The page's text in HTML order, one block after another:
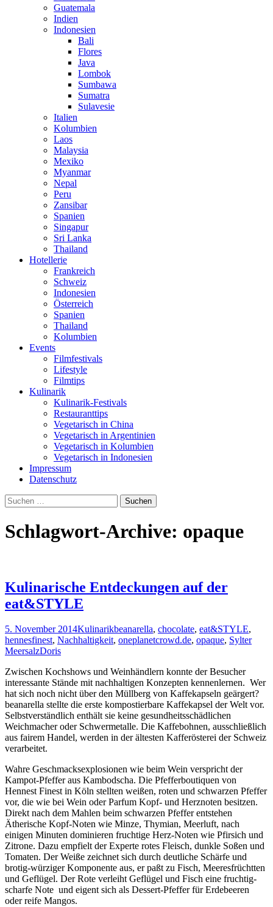
Guatemala
Indien
Indonesien
Bali
Flores
Java
Lombok
Sumbawa
Sumatra
Sulavesie
Italien
Kolumbien
Laos
Malaysia
Mexiko
Myanmar
Nepal
Peru
Zansibar
Spanien
Singapur
Sri Lanka
Thailand
Hotellerie
Frankreich
Schweiz
Indonesien
Österreich
Spanien
Thailand
Kolumbien
Events
Filmfestivals
Lifestyle
Filmtips
Kulinarik
Kulinarik-Festivals
Restauranttips
Vegetarisch in China
Vegetarisch in Argentinien
Vegetarisch in Kolumbien
Vegetarisch in Indonesien
Impressum
Datenschutz
Suchen
nach:
Schlagwort-Archive: opaque
Kulinarische Entdeckungen auf der
eat&STYLE
5. November 2014Kulinarikbeanarella, chocolate, eat&STYLE,
hennesfinest, Nachhaltigkeit, oneplanetcrowd.de, opaque, Sylter
MeersalzDoris
Zwischen Kochshows und Weinhändlern konnte der Besucher
interessante Stände mit nachhaltigen Konzepten kennenlernen. Wer
hat sich noch nicht über den Müllberg von Kaffekapseln geärgert?
beanarella stellte die erste kompostierbare Kaffekapsel der Welt vor.
Selbstverständlich enthält sie keine gesundheitsschädlichen
Weichmacher oder Schwermetalle. Die Kaffebohnen, ausschließlich
aus fairem Handel, werden in der ältesten Kafferösterei der Schweiz
verarbeitet.
Wahre Geschmacksexplosionen wie beim Wein verspricht der
Kampot-Pfeffer aus Kambodscha. Die Pfefferboutiquen von
Hennest Finest in Köln stellten weißen, roten und schwarzen Pfeffer
vor, die wie bei Wein oder Parfum Kopf- und Herznoten besitzen.
Direkt nach dem Mahlen beim schwarzen Pfeffer entstehen
Ätherische Kopf-Noten wie Minze, Thymian, Meerluft, nach
einigen Minuten dominieren fruchtige Herz-Noten wie Pfirsich und
Zitrone. Dazu empfielt der Experte rotes Fleisch, dunkle Soßen und
Tomaten. Der Weiße zeichnet sich durch deutliche Schärfe und
brotig-würziger Komponente aus, er paßt zu Fisch, Meeresfrüchtten
und Geflügel. Der Rote verleiht Geflügel und Fisch eine fruchtig-
scharfe Note und eigent sich als Dessert-Pfeffer für Erdebeeren
oder reife Mangos.